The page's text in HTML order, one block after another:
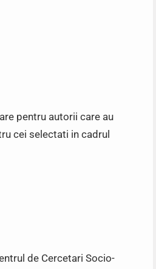
pentru autorii care au
cei selectati in cadrul
de Cercetari Socio-